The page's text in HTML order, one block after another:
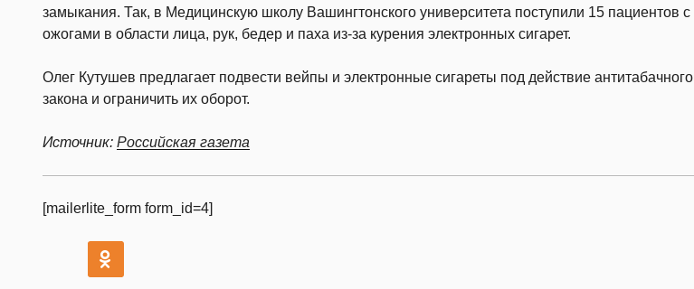
замыкания. Так, в Медицинскую школу Вашингтонского университета поступили 15 пациентов с
ожогами в области лица, рук, бедер и паха из-за курения электронных сигарет.
Олег Кутушев предлагает подвести вейпы и электронные сигареты под действие антитабачного
закона и ограничить их оборот.
Источник: Российская газета
[mailerlite_form form_id=4]